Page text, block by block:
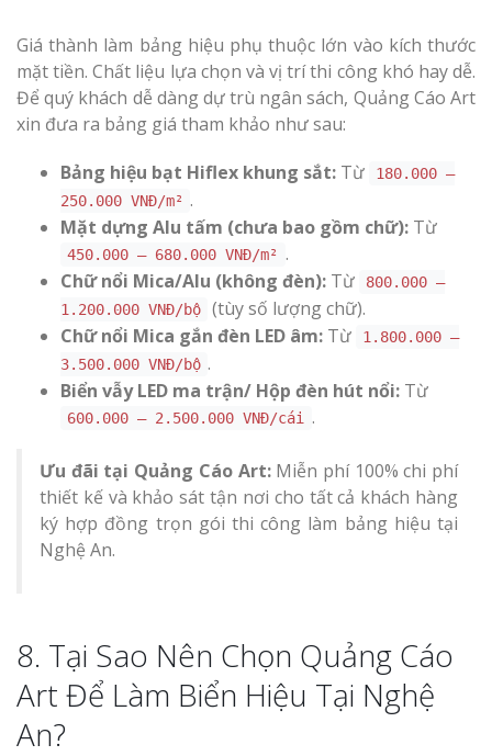
Giá thành làm bảng hiệu phụ thuộc lớn vào kích thước
mặt tiền. Chất liệu lựa chọn và vị trí thi công khó hay dễ.
Để quý khách dễ dàng dự trù ngân sách, Quảng Cáo Art
xin đưa ra bảng giá tham khảo như sau:
Bảng hiệu bạt Hiflex khung sắt: Từ
180.000 –
250.000 VNĐ/m² .
Mặt dựng Alu tấm (chưa bao gồm chữ): Từ
450.000 – 680.000 VNĐ/m² .
Chữ nổi Mica/Alu (không đèn): Từ
800.000 –
1.200.000 VNĐ/bộ
(tùy số lượng chữ).
Chữ nổi Mica gắn đèn LED âm: Từ
1.800.000 –
3.500.000 VNĐ/bộ .
Biển vẫy LED ma trận/ Hộp đèn hút nổi: Từ
600.000 – 2.500.000 VNĐ/cái .
Ưu đãi tại Quảng Cáo Art:Miễn phí 100% chi phí
thiết kế và khảo sát tận nơi cho tất cả khách hàng
ký hợp đồng trọn gói thi công làm bảng hiệu tại
Nghệ An.
8. Tại Sao Nên Chọn Quảng Cáo
Art Để Làm Biển Hiệu Tại Nghệ
An?